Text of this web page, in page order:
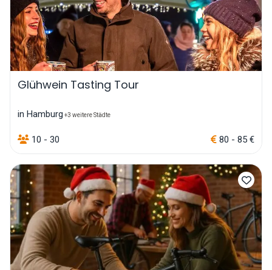
Glühwein Tasting Tour
in Hamburg +3 weitere Städte
10 - 30 80 - 85 €